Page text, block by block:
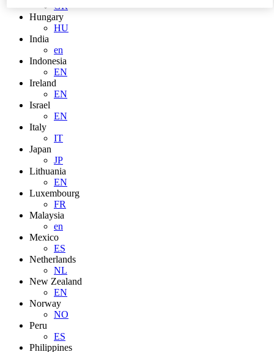
GR
Hungary
HU
India
en
Indonesia
EN
Ireland
EN
Israel
EN
Italy
IT
Japan
JP
Lithuania
EN
Luxembourg
FR
Malaysia
en
Mexico
ES
Netherlands
NL
New Zealand
EN
Norway
NO
Peru
ES
Philippines